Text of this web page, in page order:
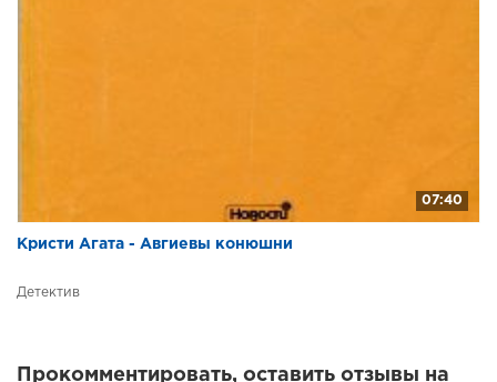
07:40
Кристи Агата - Авгиевы конюшни
Детектив
Прокомментировать, оставить отзывы на